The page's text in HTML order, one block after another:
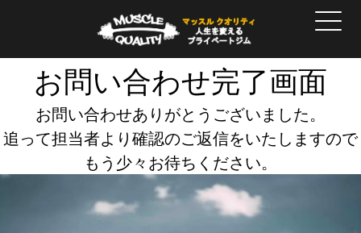
お問い合わせ完了画面
お問い合わせありがとうございました。
追って担当者より確認のご返信をいたしますので
もう少々お待ちください。